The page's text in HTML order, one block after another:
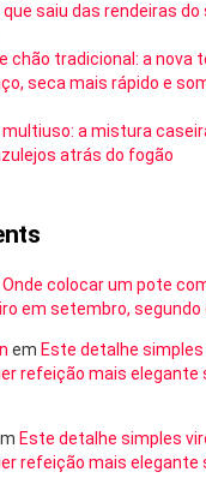
que saiu das rendeiras
chão tradicional: a nova
seca mais rápido e
multiuso: a mistura
atrás do fogão
Onde colocar um pote
em setembro, segundo
em Este detalhe
refeição mais elegante
Este detalhe simples
refeição mais elegante